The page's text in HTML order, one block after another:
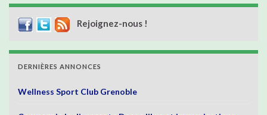
Rejoignez-nous !
DERNIÈRES ANNONCES
Wellness Sport Club Grenoble